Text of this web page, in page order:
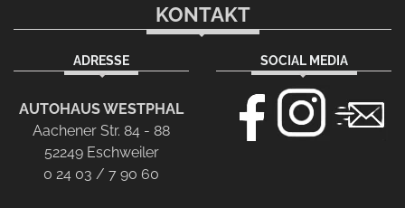
KONTAKT
ADRESSE
AUTOHAUS WESTPHAL
Aachener Str. 84 - 88
52249 Eschweiler
0 24 03 / 7 90 60
SOCIAL MEDIA